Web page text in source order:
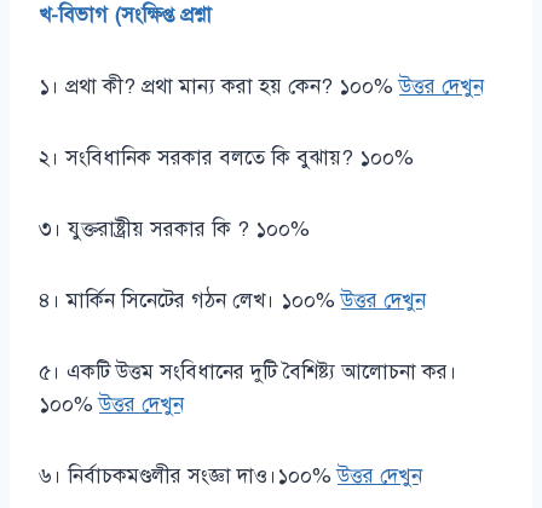
খ-বিভাগ (সংক্ষিপ্ত প্রশ্না
১। প্রথা কী? প্রথা মান্য করা হয় কেন? ১০০%উত্তর দেখুন
২। সংবিধানিক সরকার বলতে কি বুঝায়? ১০০%
৩। যুক্তরাষ্ট্রীয় সরকার কি ? ১০০%
৪। মার্কিন সিনেটের গঠন লেখ। ১০০%উত্তর দেখুন
৫। একটি উত্তম সংবিধানের দুটি বৈশিষ্ট্য আলোচনা কর।
১০০%উত্তর দেখুন
৬। নির্বাচকমণ্ডলীর সংজ্ঞা দাও।১০০%উত্তর দেখুন